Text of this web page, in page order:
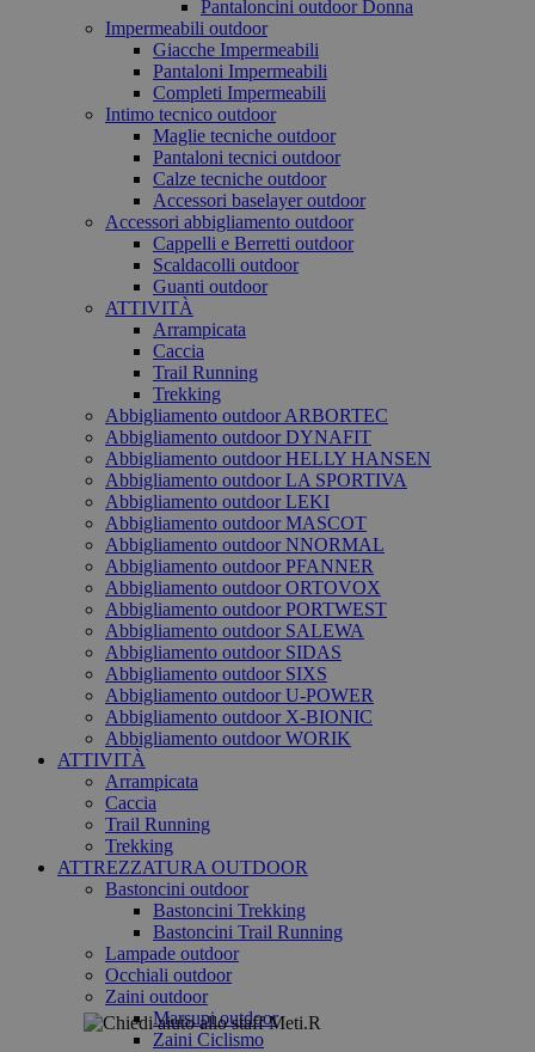
Pantaloncini outdoor Donna
Impermeabili outdoor
Giacche Impermeabili
Pantaloni Impermeabili
Completi Impermeabili
Intimo tecnico outdoor
Maglie tecniche outdoor
Pantaloni tecnici outdoor
Calze tecniche outdoor
Accessori baselayer outdoor
Accessori abbigliamento outdoor
Cappelli e Berretti outdoor
Scaldacolli outdoor
Guanti outdoor
ATTIVITÀ
Arrampicata
Caccia
Trail Running
Trekking
Abbigliamento outdoor ARBORTEC
Abbigliamento outdoor DYNAFIT
Abbigliamento outdoor HELLY HANSEN
Abbigliamento outdoor LA SPORTIVA
Abbigliamento outdoor LEKI
Abbigliamento outdoor MASCOT
Abbigliamento outdoor NNORMAL
Abbigliamento outdoor PFANNER
Abbigliamento outdoor ORTOVOX
Abbigliamento outdoor PORTWEST
Abbigliamento outdoor SALEWA
Abbigliamento outdoor SIDAS
Abbigliamento outdoor SIXS
Abbigliamento outdoor U-POWER
Abbigliamento outdoor X-BIONIC
Abbigliamento outdoor WORIK
ATTIVITÀ
Arrampicata
Caccia
Trail Running
Trekking
ATTREZZATURA OUTDOOR
Bastoncini outdoor
Bastoncini Trekking
Bastoncini Trail Running
Lampade outdoor
Occhiali outdoor
Zaini outdoor
Marsupi outdoor
Zaini Ciclismo